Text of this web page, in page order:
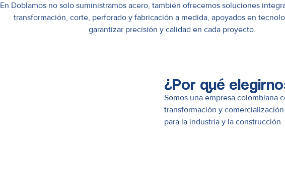
En Doblamos no solo suministramos acero, también ofrecemos soluciones
transformación, corte, perforado y fabricación a medida, apoyados en
garantizar precisión y calidad en cada proyecto.
¿Por qué
Somos una empresa colombiana
transformación y
para la industria y la construcción.